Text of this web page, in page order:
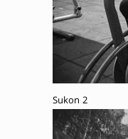
Sukon 2